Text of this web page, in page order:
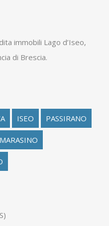
immobili Lago d’Iseo,
di Brescia.
ISEO PASSIRANO